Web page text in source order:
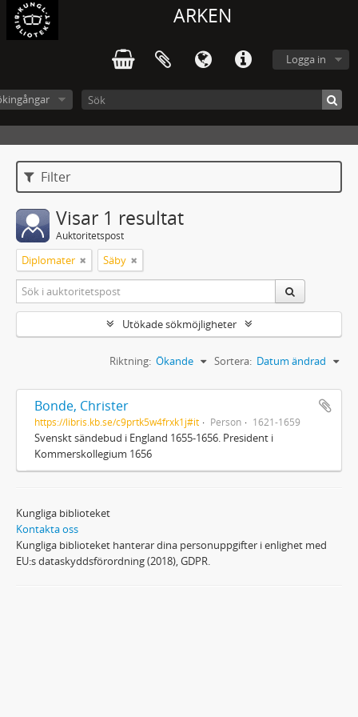
ARKEN
Logga in
Filter
Visar 1 resultat
Auktoritetspost
Diplomater Säby
Utökade sökmöjligheter
Sortera: Datum ändrad
Riktning: Ökande
Bonde, Christer
https://libris.kb.se/c9prtk5w4frxk1j#it Person 1621-1659
Svenskt sändebud i England 1655-1656. President i
Kommerskollegium 1656
Kungliga biblioteket
Kontakta oss
Kungliga biblioteket hanterar dina personuppgifter i enlighet med
EU:s dataskyddsförordning (2018), GDPR.